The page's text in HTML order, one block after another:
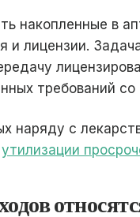
накопленные в
и лицензии.
требований
наряду с
утилизации